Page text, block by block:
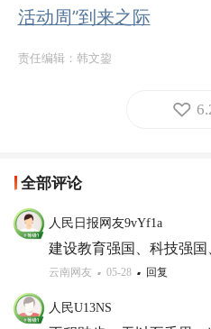
活动周”到来之际
责任编辑： 韩文鋆
全部评论
人民日报网友9vYf1a
建设教育强国、科技强国
云南网友 05-28 回复
人民U13NS